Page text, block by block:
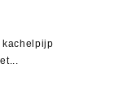
kachelpijp